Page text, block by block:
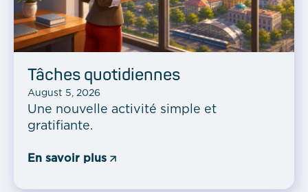
Tâches quotidiennes
August 5, 2026
Une nouvelle activité simple et
gratifiante.
En savoir plus